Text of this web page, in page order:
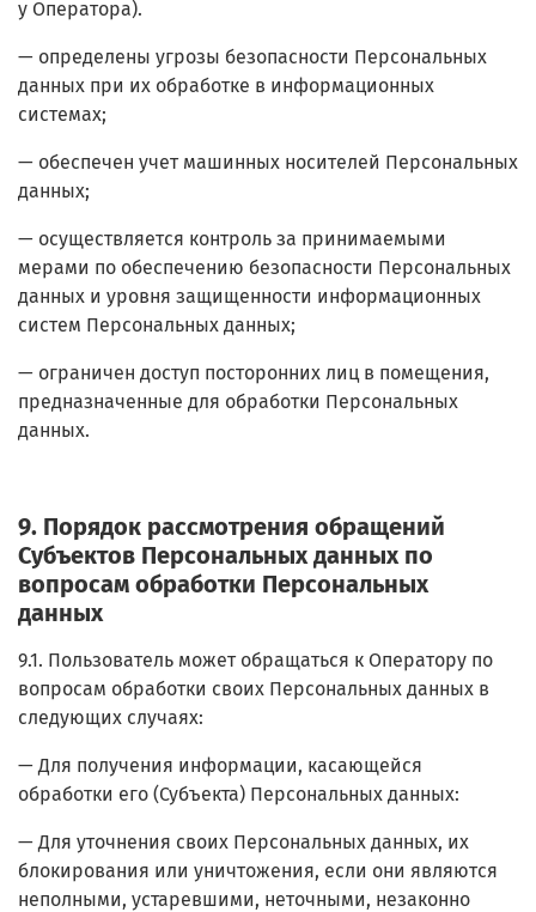
у Оператора).
— определены угрозы безопасности Персональных
данных при их обработке в информационных
системах;
— обеспечен учет машинных носителей Персональных
данных;
— осуществляется контроль за принимаемыми
мерами по обеспечению безопасности Персональных
данных и уровня защищенности информационных
систем Персональных данных;
— ограничен доступ посторонних лиц в помещения,
предназначенные для обработки Персональных
данных.
9. Порядок рассмотрения обращений
Субъектов Персональных данных по
вопросам обработки Персональных
данных
9.1. Пользователь может обращаться к Оператору по
вопросам обработки своих Персональных данных в
следующих случаях:
— Для получения информации, касающейся
обработки его (Субъекта) Персональных данных:
— Для уточнения своих Персональных данных, их
блокирования или уничтожения, если они являются
неполными, устаревшими, неточными, незаконно